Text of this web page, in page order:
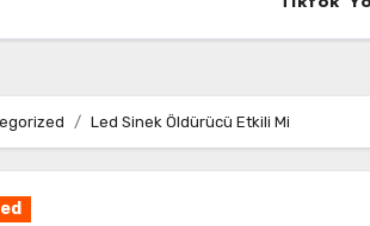
Led Sinek Öldürücü Etkili Mi